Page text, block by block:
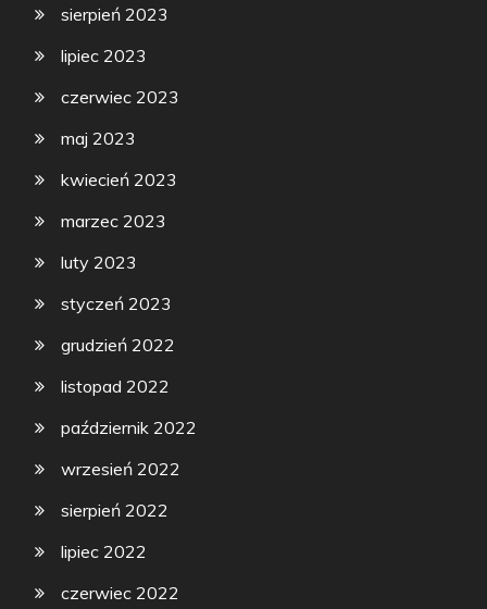
sierpień 2023
lipiec 2023
czerwiec 2023
maj 2023
kwiecień 2023
marzec 2023
luty 2023
styczeń 2023
grudzień 2022
listopad 2022
październik 2022
wrzesień 2022
sierpień 2022
lipiec 2022
czerwiec 2022